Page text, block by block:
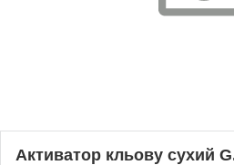
Активатор кльову сухий